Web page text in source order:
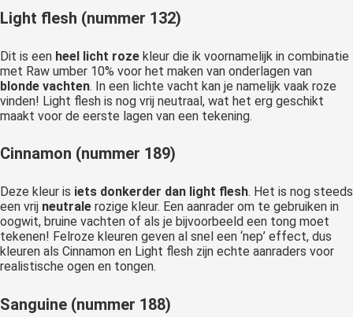
Light flesh (nummer 132)
Dit is een heel licht roze kleur die ik voornamelijk in combinatie
met Raw umber 10% voor het maken van onderlagen van
blonde vachten. In een lichte vacht kan je namelijk vaak roze
vinden! Light flesh is nog vrij neutraal, wat het erg geschikt
maakt voor de eerste lagen van een tekening.
Cinnamon (nummer 189)
Deze kleur is iets donkerder dan light flesh. Het is nog steeds
een vrij neutrale rozige kleur. Een aanrader om te gebruiken in
oogwit, bruine vachten of als je bijvoorbeeld een tong moet
tekenen! Felroze kleuren geven al snel een ‘nep’ effect, dus
kleuren als Cinnamon en Light flesh zijn echte aanraders voor
realistische ogen en tongen.
Sanguine (nummer 188)